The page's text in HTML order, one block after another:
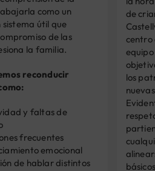
como un
sistema útil que
de las
la familia.
reconducir
y faltas de
frecuentes
emocional
de hablar distintos
de
centro
los